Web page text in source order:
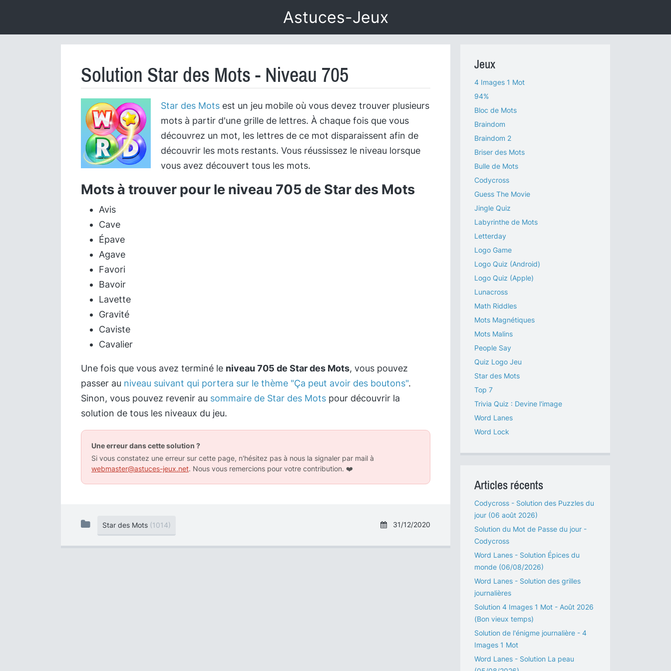
Astuces-Jeux
Solution Star des Mots - Niveau 705
Star des Mots est un jeu mobile où vous devez trouver plusieurs
mots à partir d'une grille de lettres. À chaque fois que vous
découvrez un mot, les lettres de ce mot disparaissent afin de
découvrir les mots restants. Vous réussissez le niveau lorsque
vous avez découvert tous les mots.
Mots à trouver pour le niveau 705 de Star des Mots
Avis
Cave
Épave
Agave
Favori
Bavoir
Lavette
Gravité
Caviste
Cavalier
Une fois que vous avez terminé le niveau 705 de Star des Mots, vous pouvez
passer au niveau suivant qui portera sur le thème "Ça peut avoir des boutons".
Sinon, vous pouvez revenir au sommaire de Star des Mots pour découvrir la
solution de tous les niveaux du jeu.
Une erreur dans cette solution ?
Si vous constatez une erreur sur cette page, n'hésitez pas à nous la signaler par mail à
webmaster@astuces-jeux.net. Nous vous remercions pour votre contribution. ❤️
31/12/2020
Star des Mots (1014)
Jeux
4 Images 1 Mot
94%
Bloc de Mots
Braindom
Braindom 2
Briser des Mots
Bulle de Mots
Codycross
Guess The Movie
Jingle Quiz
Labyrinthe de Mots
Letterday
Logo Game
Logo Quiz (Android)
Logo Quiz (Apple)
Lunacross
Math Riddles
Mots Magnétiques
Mots Malins
People Say
Quiz Logo Jeu
Star des Mots
Top 7
Trivia Quiz : Devine l'image
Word Lanes
Word Lock
Articles récents
Codycross - Solution des Puzzles du
jour (06 août 2026)
Solution du Mot de Passe du jour -
Codycross
Word Lanes - Solution Épices du
monde (06/08/2026)
Word Lanes - Solution des grilles
journalières
Solution 4 Images 1 Mot - Août 2026
(Bon vieux temps)
Solution de l'énigme journalière - 4
Images 1 Mot
Word Lanes - Solution La peau